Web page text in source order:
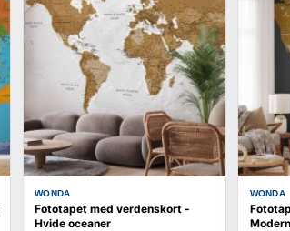
WONDA
Fototapet med verdenskort -
Hvide oceaner
WONDA